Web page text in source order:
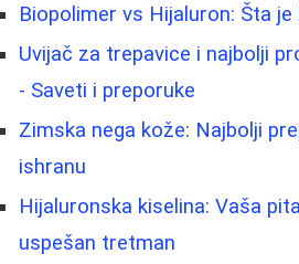
Biopolimer vs Hijaluron: Šta
Uvijač za trepavice i najbolji
- Saveti i preporuke
Zimska nega kože: Najbolji
ishranu
Hijaluronska kiselina: Vaša
uspešan tretman